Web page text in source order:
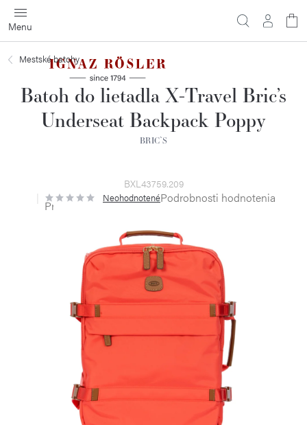
Prejsť
na
obsah
Mestské batohy
Batoh do lietadla X-Travel Bric’s
Underseat Backpack Poppy
BRIC`S
BXL43759.209
Priemerné
hodnotenie
hviezdičiek.
NeohodnotenéPodrobnosti hodnotenia